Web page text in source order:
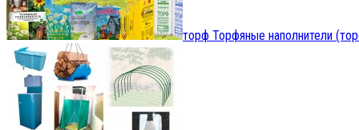
торф Торфяные наполнители